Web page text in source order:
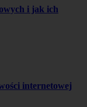
i jak ich
internetowej